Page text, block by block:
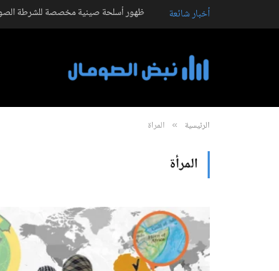
أخبار شائعة ظهور أسلحة صينية مخصصة للشرطة
الرئيسية » المرأة
المرأة